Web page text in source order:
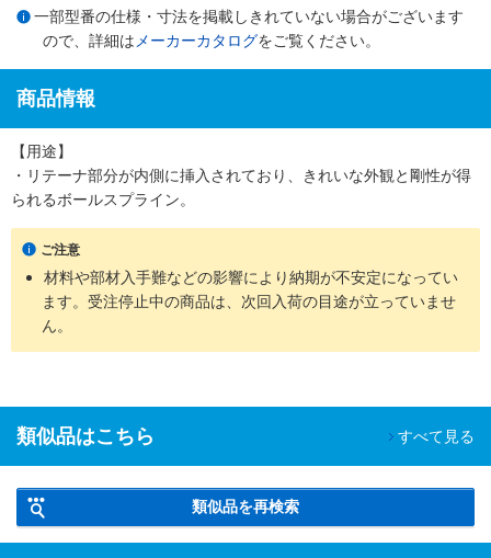
一部型番の仕様・寸法を掲載しきれていない場合がございます
ので、詳細は メーカーカタログをご覧ください。
商品情報
【用途】
・リテーナ部分が内側に挿入されており、きれいな外観と剛性が得
られるボールスプライン。
ご注意
材料や部材入手難などの影響により納期が不安定になってい
ます。受注停止中の商品は、次回入荷の目途が立っていませ
ん。
類似品はこちら すべて見る
類似品を再検索